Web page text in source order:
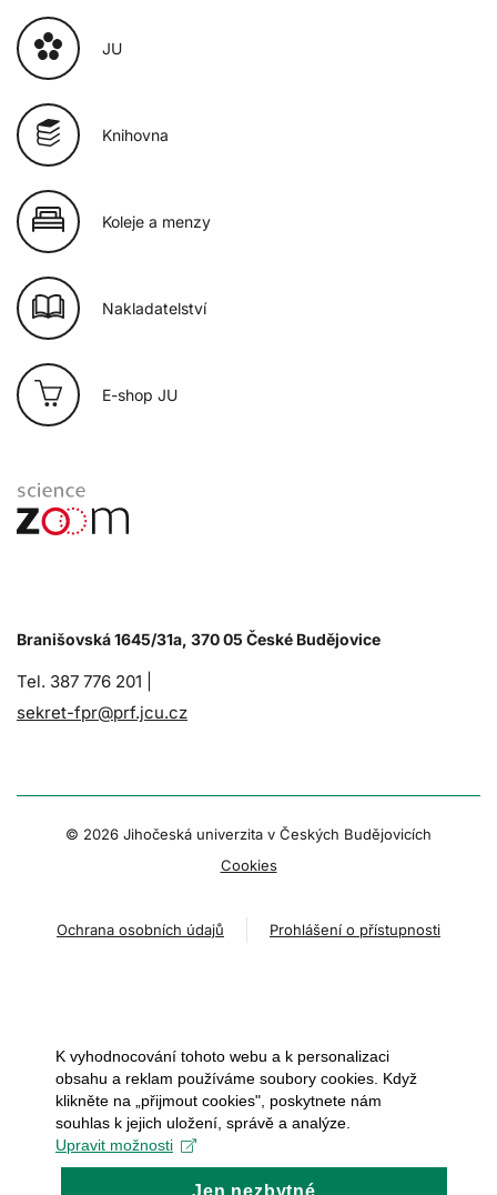
JU
Knihovna
Koleje a menzy
Nakladatelství
E-shop JU
Branišovská 1645/31a, 370 05 České Budějovice
Tel. 387 776 201 |
sekret-fpr@prf.jcu.cz
© 2026 Jihočeská univerzita v Českých Budějovicích
Cookies
Ochrana osobních údajů Prohlášení o přístupnosti
K vyhodnocování tohoto webu a k personalizaci
obsahu a reklam používáme soubory cookies. Když
klikněte na „přijmout cookies", poskytnete nám
souhlas k jejich uložení, správě a analýze.
Upravit možnosti
Jen nezbytné